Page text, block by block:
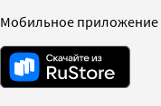
Мобильное приложение